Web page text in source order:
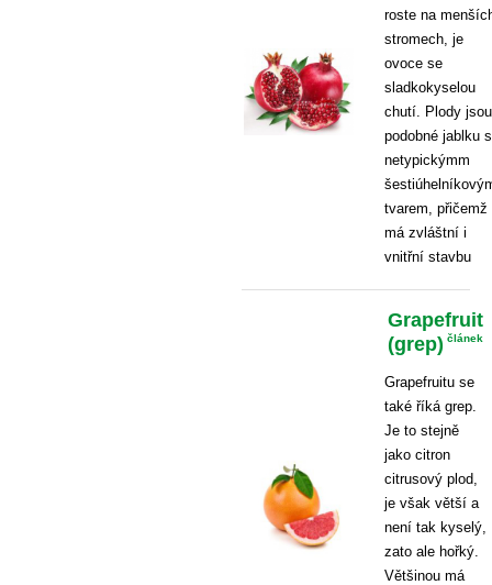
roste na
stromech, je
ovoce se
sladkokyselou
chutí. Plody jsou
podobné jablku s
netypickýmm
tvarem, přičemž
má zvláštní i
vnitřní stavbu
Grapefruit
(grep) článek
Grapefruitu se
také říká grep.
Je to stejně
jako citron
citrusový plod,
je však větší a
není tak kyselý,
zato ale hořký.
Většinou má